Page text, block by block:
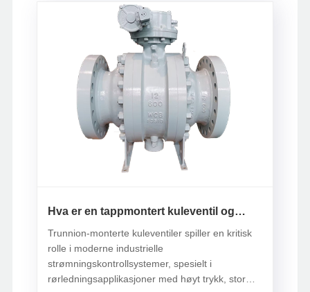
Hva er en tappmontert kuleventil og
strømningskontroll?
Trunnion-monterte kuleventiler spiller en kritisk
rolle i moderne industrielle
strømningskontrollsystemer, spesielt i
rørledningsapplikasjoner med høyt trykk, stor